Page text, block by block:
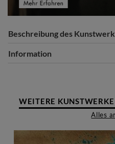
Beschreibung des
Information
WEITERE
Alles